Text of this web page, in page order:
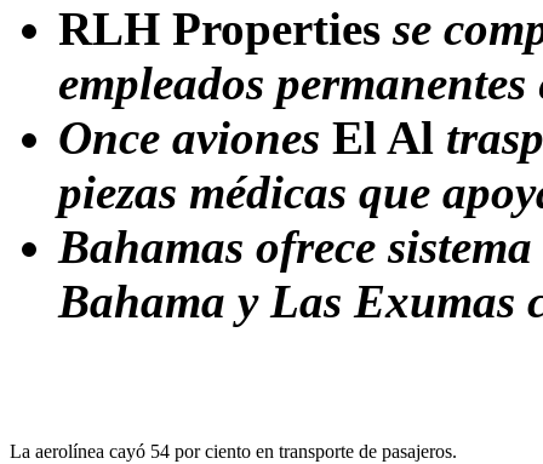
RLH Properties se
empleados
Once aviones El Al
piezas médicas que
Bahamas ofrece
Bahama y Las Exumas
La aerolínea cayó 54 por ciento en transporte de pasajeros.